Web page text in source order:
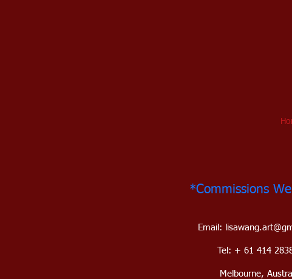
*Commissions
Email:
Tel: + 61 414
Melbourne,